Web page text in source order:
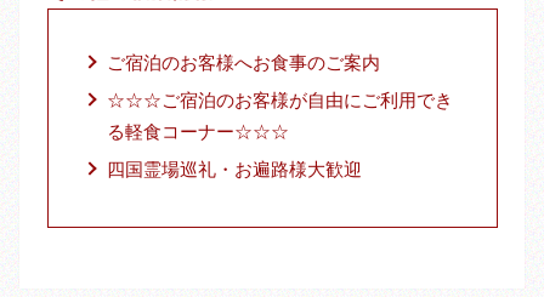
ご宿泊のお客様へお食事のご案内
☆☆☆ご宿泊のお客様が自由にご利用でき
る軽食コーナー☆☆☆
四国霊場巡礼・お遍路様大歓迎